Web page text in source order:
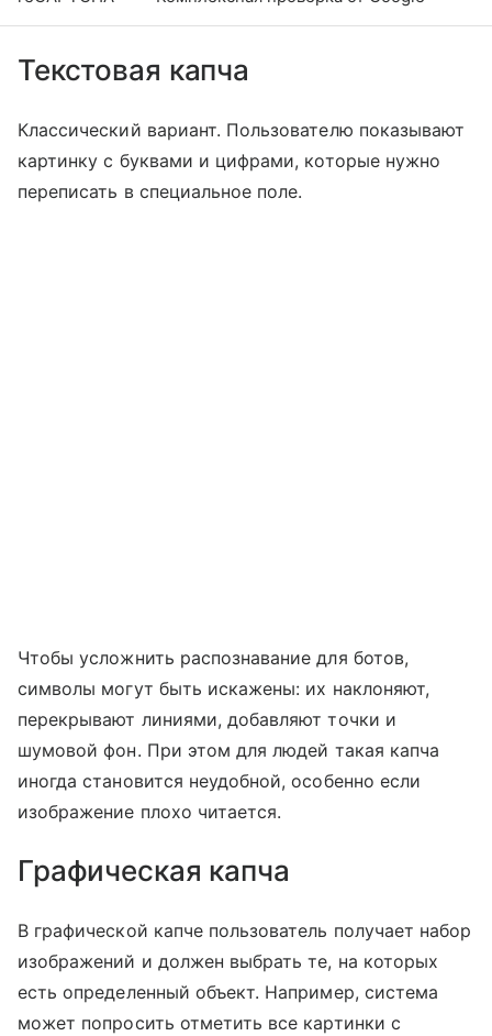
Текстовая капча
Классический вариант. Пользователю показывают
картинку с буквами и цифрами, которые нужно
переписать в специальное поле.
Чтобы усложнить распознавание для ботов,
символы могут быть искажены: их наклоняют,
перекрывают линиями, добавляют точки и
шумовой фон. При этом для людей такая капча
иногда становится неудобной, особенно если
изображение плохо читается.
Графическая капча
В графической капче пользователь получает набор
изображений и должен выбрать те, на которых
есть определенный объект. Например, система
может попросить отметить все картинки с